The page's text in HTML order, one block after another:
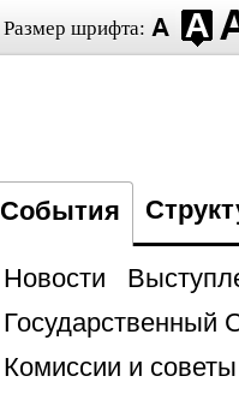
Размер шрифта:
События
Новости
Государственный
Комиссии и советы